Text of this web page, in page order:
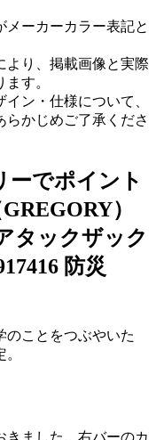
ーカーカラー表記と
り、掲載画像と実際
す。
ン・仕様について、
かじめご了承くださ
ーでポイント
）
タックザック
防災
のことをつぶやいた
きました。右バーのカ